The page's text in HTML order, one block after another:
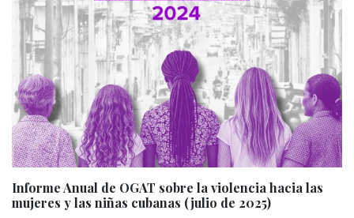
Informe Anual de OGAT sobre la violencia hacia las
mujeres y las niñas cubanas (julio de 2025)